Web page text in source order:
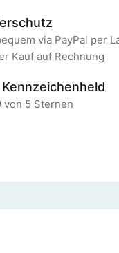
via PayPal per
Kauf auf Rechnung
5 Sternen